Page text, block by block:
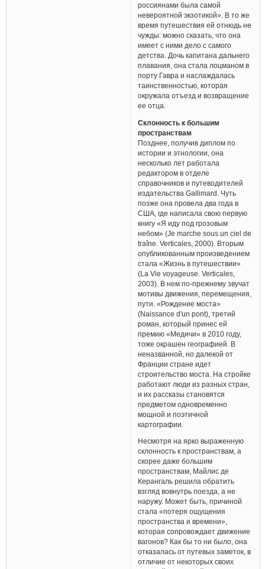
россиянами была самой
невероятной экзотикой». В то же
время путешествия ей отнюдь не
чужды: можно сказать, что она
имеет с ними дело с самого
детства. Дочь капитана дальнего
плавания, она стала лоцманом в
порту Гавра и наслаждалась
таинственностью, которая
окружала отъезд и возвращение
ее отца.
Склонность к большим
пространствам
Позднее, получив диплом по
истории и этнологии, она
несколько лет работала
редактором в отделе
справочников и путеводителей
издательства Gallimard. Чуть
позже она провела два года в
США, где написала свою первую
книгу «Я иду под грозовым
небом» (Je marche sous un ciel de
traîne. Verticales, 2000). Вторым
опубликованным произведением
стала «Жизнь в путешествии»
(La Vie voyageuse. Verticales,
2003). В нем по-прежнему звучат
мотивы движения, перемещения,
пути. «Рождение моста»
(Naissance d'un pont), третий
роман, который принес ей
премию «Медичи» в 2010 году,
тоже окрашен географией. В
неназванной, но далекой от
Франции стране идет
строительство моста. На стройке
работают люди из разных стран,
и их рассказы становятся
предметом одновременно
мощной и поэтичной
картографии.
Несмотря на ярко выраженную
склонность к пространствам, а
скорее даже большим
пространствам, Майлис де
Керангаль решила обратить
взгляд вовнутрь поезда, а не
наружу. Может быть, причиной
стала «потеря ощущения
пространства и времени»,
которая сопровождает движение
вагонов? Как бы то ни было, она
отказалась от путевых заметок, в
отличие от некоторых своих